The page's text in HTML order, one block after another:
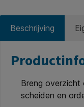
Beschrijving
Breng overzicht
scheiden en